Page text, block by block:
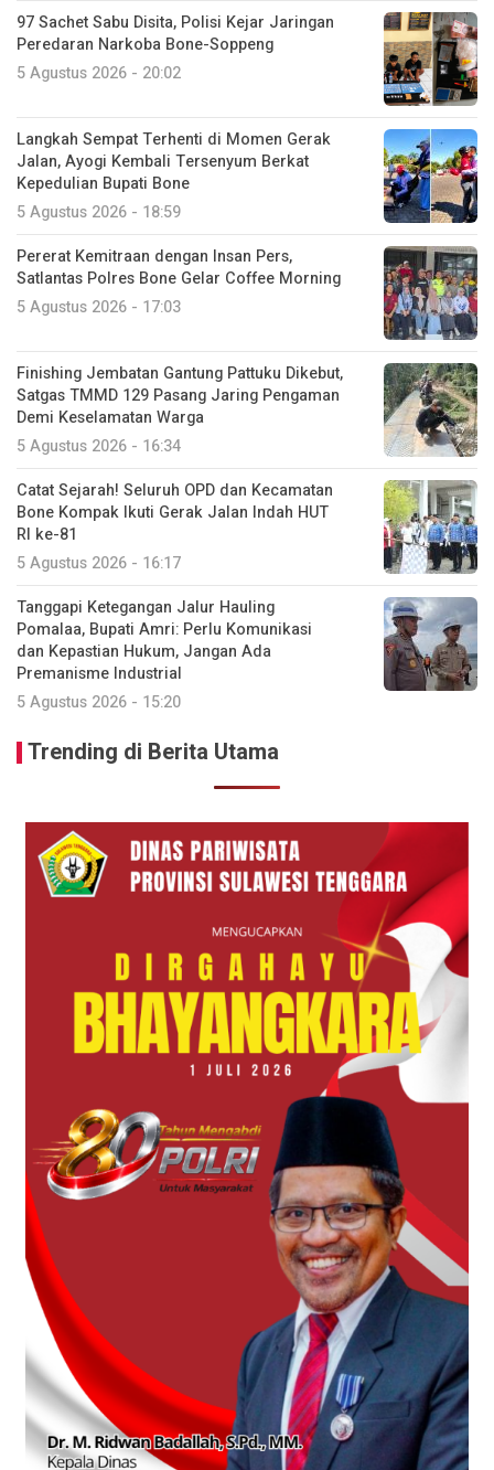
97 Sachet Sabu Disita, Polisi Kejar Jaringan
Peredaran Narkoba Bone-Soppeng
5 Agustus 2026 - 20:02
Langkah Sempat Terhenti di Momen Gerak
Jalan, Ayogi Kembali Tersenyum Berkat
Kepedulian Bupati Bone
5 Agustus 2026 - 18:59
Pererat Kemitraan dengan Insan Pers,
Satlantas Polres Bone Gelar Coffee Morning
5 Agustus 2026 - 17:03
Finishing Jembatan Gantung Pattuku Dikebut,
Satgas TMMD 129 Pasang Jaring Pengaman
Demi Keselamatan Warga
5 Agustus 2026 - 16:34
Catat Sejarah! Seluruh OPD dan Kecamatan
Bone Kompak Ikuti Gerak Jalan Indah HUT
RI ke-81
5 Agustus 2026 - 16:17
Tanggapi Ketegangan Jalur Hauling
Pomalaa, Bupati Amri: Perlu Komunikasi
dan Kepastian Hukum, Jangan Ada
Premanisme Industrial
5 Agustus 2026 - 15:20
Trending di Berita Utama